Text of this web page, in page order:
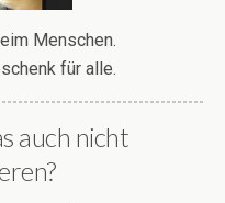
Menschen.
für alle.
auch nicht